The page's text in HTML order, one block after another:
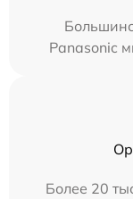
Panasonic
Более 20